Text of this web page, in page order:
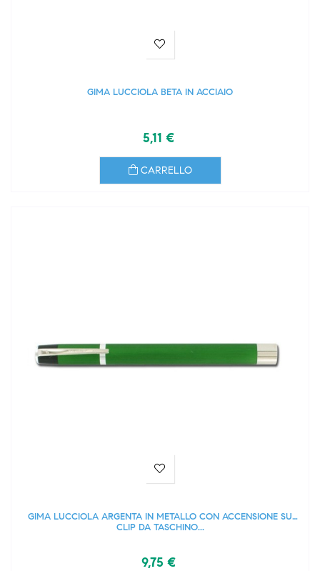
GIMA LUCCIOLA BETA IN ACCIAIO
5,11 €
CARRELLO
GIMA LUCCIOLA ARGENTA IN METALLO CON ACCENSIONE SU
CLIP DA TASCHINO...
9,75 €